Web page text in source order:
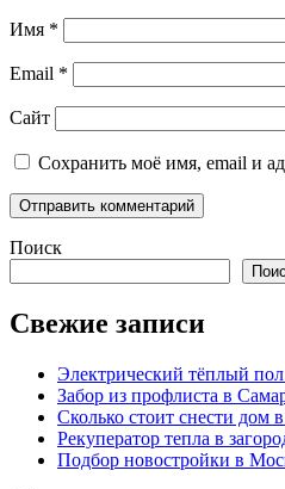
Имя *
Email *
Сайт
Сохранить моё имя, email и
Поиск
Свежие записи
Электрический тёплый
Забор из профлиста в
Сколько стоит снести дом
Рекуператор тепла в
Подбор новостройки в